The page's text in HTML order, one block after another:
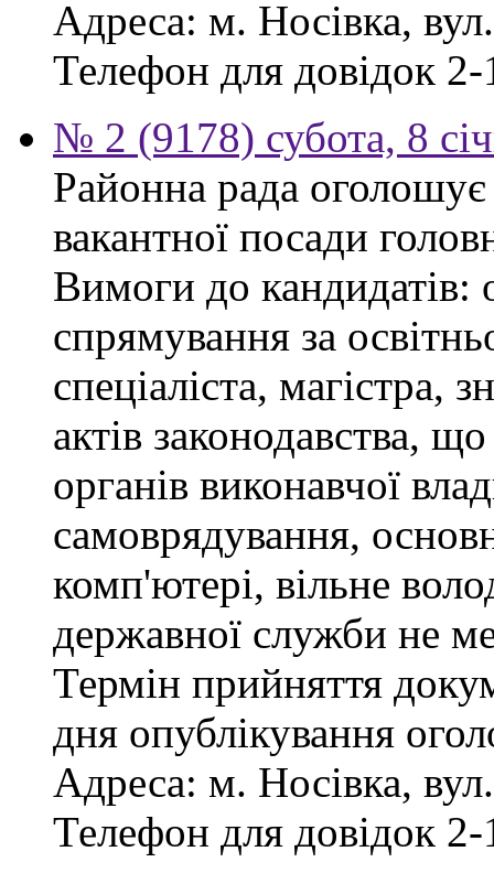
Адреса: м. Носівка,
Телефон для довідок
№ 2 (9178) субота, 8
Районна рада
вакантної посади
Вимоги до кандидатів:
спрямування за
спеціаліста, магістра,
актів законодавства,
органів виконавчої
самоврядування,
комп'ютері, вільне
державної служби не
Термін прийняття
дня опублікування
Адреса: м. Носівка,
Телефон для довідок